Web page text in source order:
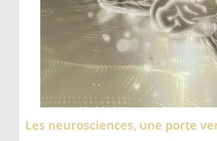
Les neurosciences, une porte